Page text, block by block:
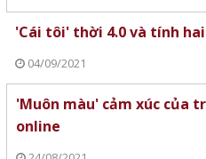
'Cái tôi' thời 4.0 và tính
04/09/2021
'Muôn màu' cảm xúc của
online